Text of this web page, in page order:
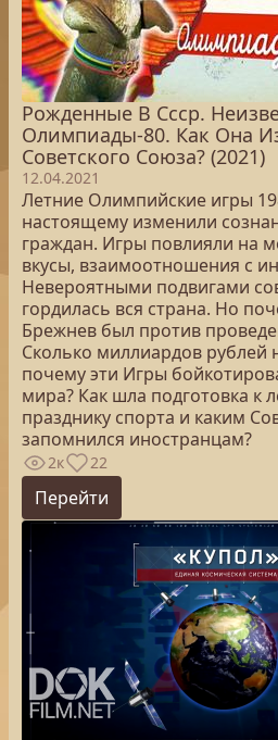
Рожденные В Ссср.
Олимпиады-80. Как Она
Советского Союза? (2021)
12.04.2021
Летние Олимпийские игры
настоящему изменили
граждан. Игры повлияли на
вкусы, взаимоотношения с
Невероятными подвигами
гордилась вся страна. Но
Брежнев был против
Сколько миллиардов рублей
почему эти Игры
мира? Как шла подготовка к
празднику спорта и каким
запомнился иностранцам?
2к 22
Перейти